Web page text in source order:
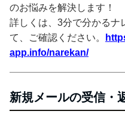
のお悩みを解決します！
詳しくは、3分で分かるナ
て、ご確認ください。
app.info/narekan/
新規メールの受信・